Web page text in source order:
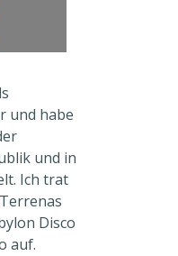
und habe
und in
Ich trat
Disco
auf.